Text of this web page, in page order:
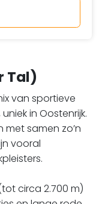
Tal)
van sportieve
in Oostenrijk.
met samen zo’n
vooral
circa 2.700 m)